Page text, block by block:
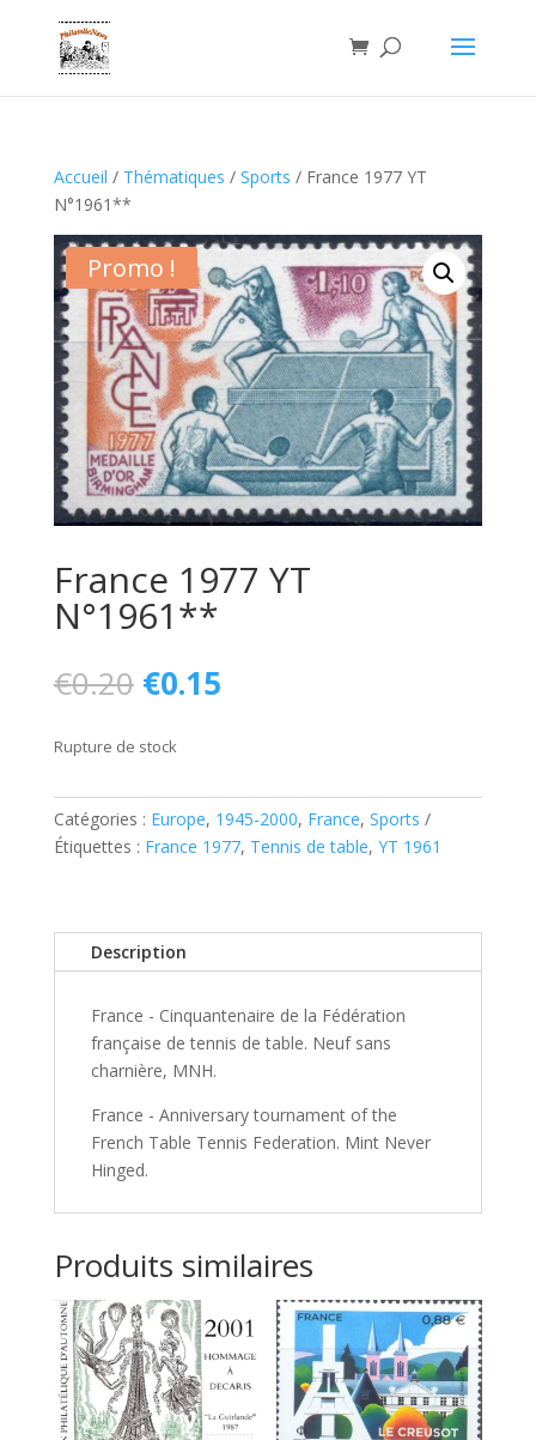
Accueil / Thématiques / Sports / France 1977 YT
N°1961**
Promo !
France 1977 YT
N°1961**
€0.20 Le
prix
initial
était :
€0.20.
€0.15Le
€0.15.
Rupture de stock
Catégories : Europe, 1945-2000, France, Sports
Étiquettes : France 1977, Tennis de table, YT 1961
Description
France - Cinquantenaire de la Fédération
française de tennis de table. Neuf sans
charnière, MNH.
France - Anniversary tournament of the
French Table Tennis Federation. Mint Never
Hinged.
Produits similaires